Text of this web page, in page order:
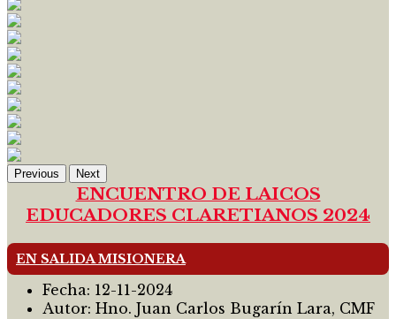
Previous Next
ENCUENTRO DE LAICOS
EDUCADORES CLARETIANOS 2024
EN SALIDA MISIONERA
Fecha: 12-11-2024
Autor: Hno. Juan Carlos Bugarín Lara, CMF